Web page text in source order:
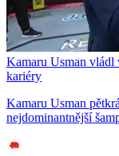
Kamaru Usman vládl
kariéry
Kamaru Usman
nejdominantnější